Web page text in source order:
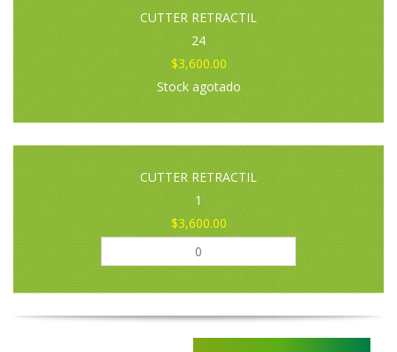
CUTTER RETRACTIL
24
$3,600.00
Stock agotado
CUTTER RETRACTIL
1
$3,600.00